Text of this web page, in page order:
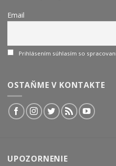
Email
Prihlásením súhlasím so
OSTAŇME V KONTAKTE
UPOZORNENIE